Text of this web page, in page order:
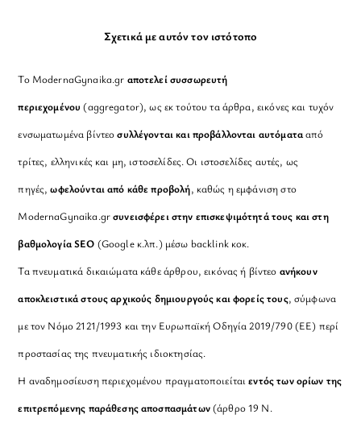
Σχετικά με αυτόν τον ιστότοπο
Το ModernaGynaika.gr αποτελεί συσσωρευτή
περιεχομένου (aggregator), ως εκ τούτου τα άρθρα, εικόνες και τυχόν
ενσωματωμένα βίντεοσυλλέγονται και προβάλλονται αυτόματααπό
τρίτες, ελληνικές και μη, ιστοσελίδες. Οι ιστοσελίδες αυτές, ως
πηγές,ωφελούνται από κάθε προβολή, καθώς η εμφάνιση στο
ModernaGynaika.grσυνεισφέρει στην επισκεψιμότητά τους και στη
βαθμολογία SEO (Google κ.λπ.) μέσω backlink κοκ.
Τα πνευματικά δικαιώματα κάθε άρθρου, εικόνας ή βίντεο ανήκουν
αποκλειστικά στους αρχικούς δημιουργούς και φορείς τους, σύμφωνα
με τον Νόμο 2121/1993 και την Ευρωπαϊκή Οδηγία 2019/790 (ΕΕ) περί
προστασίας της πνευματικής ιδιοκτησίας.
Η αναδημοσίευση περιεχομένου πραγματοποιείταιεντός των ορίων της
επιτρεπόμενης παράθεσης αποσπασμάτων(άρθρο 19 Ν.